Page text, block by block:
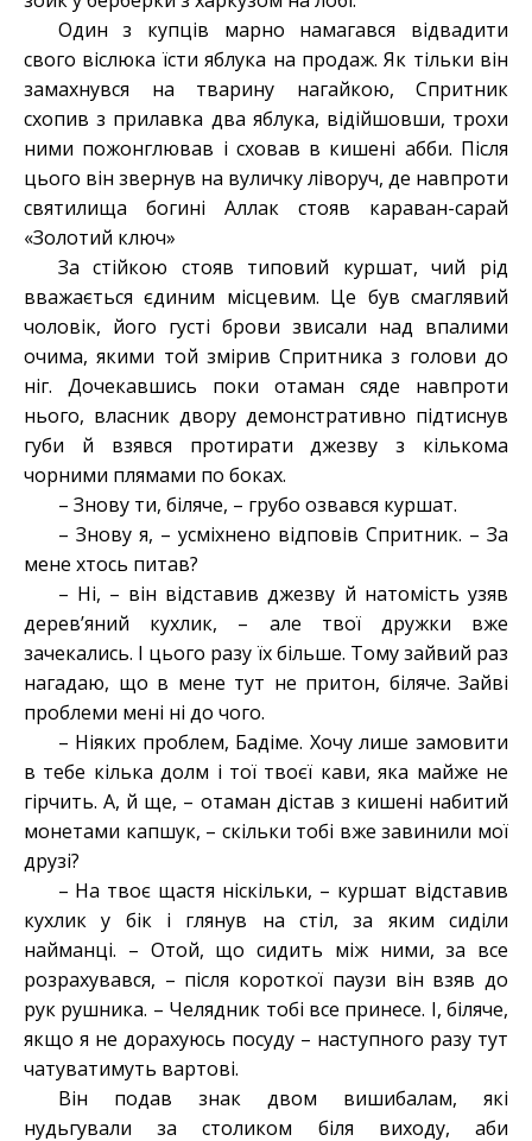
Один з купців марно намагався відвадити
свого віслюка їсти яблука на продаж. Як тільки він
замахнувся на тварину нагайкою, Спритник
схопив з прилавка два яблука, відійшовши, трохи
ними пожонглював і сховав в кишені абби. Після
цього він звернув на вуличку ліворуч, де навпроти
святилища богині Аллак стояв караван-сарай
«Золотий ключ»
За стійкою стояв типовий куршат, чий рід
вважається єдиним місцевим. Це був смаглявий
чоловік, його густі брови звисали над впалими
очима, якими той змірив Спритника з голови до
ніг. Дочекавшись поки отаман сяде навпроти
нього, власник двору демонстративно підтиснув
губи й взявся протирати джезву з кількома
чорними плямами по боках.
– Знову ти, біляче, – грубо озвався куршат.
– Знову я, – усміхнено відповів Спритник. – За
мене хтось питав?
– Ні, – він відставив джезву й натомість узяв
дерев’яний кухлик, – але твої дружки вже
зачекались. І цього разу їх більше. Тому зайвий раз
нагадаю, що в мене тут не притон, біляче. Зайві
проблеми мені ні до чого.
– Ніяких проблем, Бадіме. Хочу лише замовити
в тебе кілька долм і тої твоєї кави, яка майже не
гірчить. А, й ще, – отаман дістав з кишені набитий
монетами капшук, – скільки тобі вже завинили мої
друзі?
– На твоє щастя ніскільки, – куршат відставив
кухлик у бік і глянув на стіл, за яким сиділи
найманці. – Отой, що сидить між ними, за все
розрахувався, – після короткої паузи він взяв до
рук рушника. – Челядник тобі все принесе. І, біляче,
якщо я не дорахуюсь посуду – наступного разу тут
чатуватимуть вартові.
Він подав знак двом вишибалам, які
нудьгували за столиком біля виходу, аби